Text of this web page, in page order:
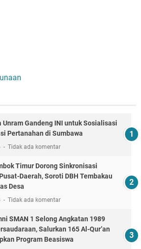
Unram Gandeng INI untuk Sosialisasi
Pertanahan di Sumbawa
Tidak ada komentar
Timur Dorong Sinkronisasi
Daerah, Soroti DBH Tembakau
Desa
Tidak ada komentar
SMAN 1 Selong Angkatan 1989
Salurkan 165 Al-Qur’an
Program Beasiswa